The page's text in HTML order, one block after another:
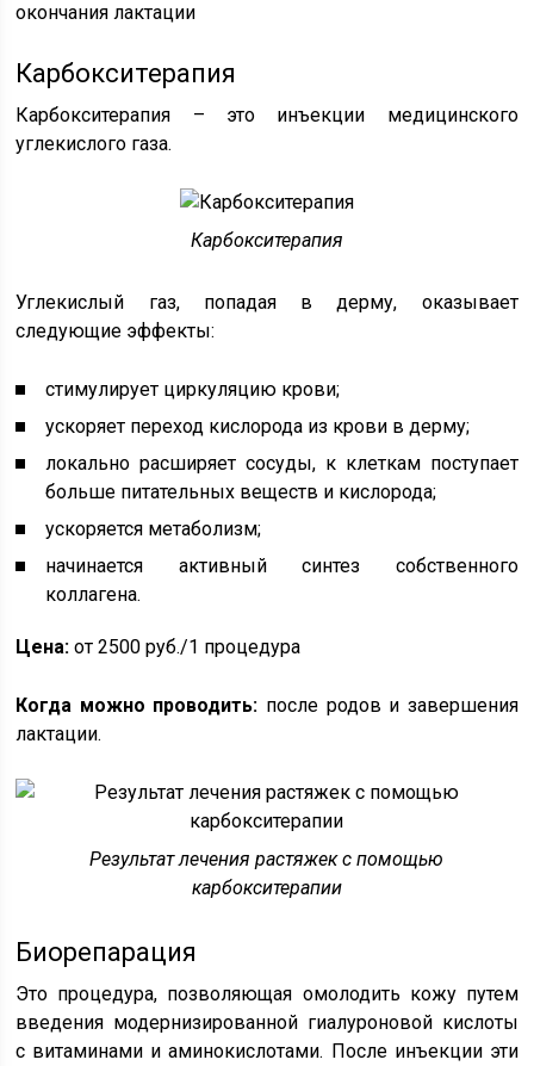
окончания лактации
Карбокситерапия
Карбокситерапия – это инъекции медицинского
углекислого газа.
Карбокситерапия
Углекислый газ, попадая в дерму, оказывает
следующие эффекты:
стимулирует циркуляцию крови;
ускоряет переход кислорода из крови в дерму;
локально расширяет сосуды, к клеткам поступает
больше питательных веществ и кислорода;
ускоряется метаболизм;
начинается активный синтез собственного
коллагена.
Цена: от 2500 руб./1 процедура
Когда можно проводить: после родов и завершения
лактации.
Результат лечения растяжек с помощью
карбокситерапии
Биорепарация
Это процедура, позволяющая омолодить кожу путем
введения модернизированной гиалуроновой кислоты
с витаминами и аминокислотами. После инъекции эти